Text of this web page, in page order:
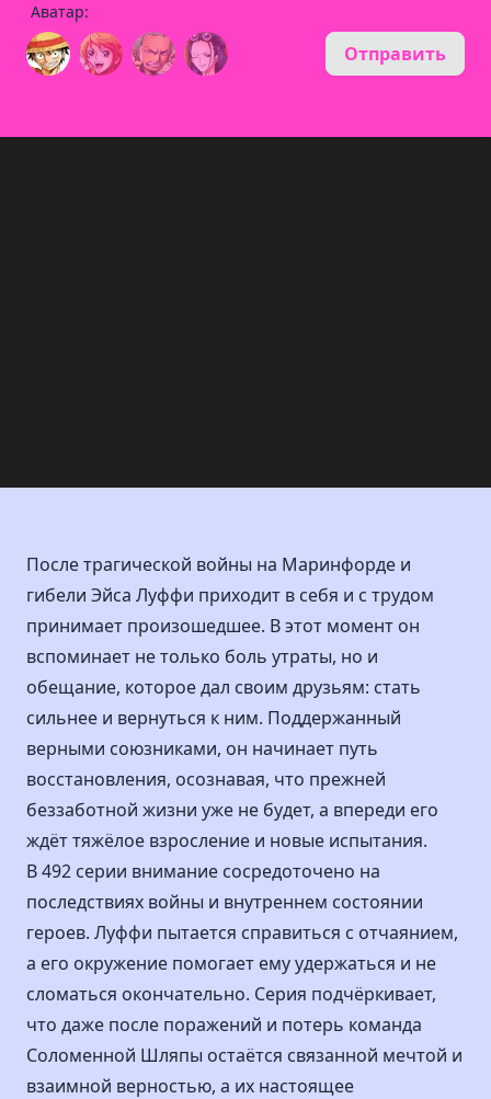
Аватар:
Отправить
После трагической войны на Маринфорде и
гибели Эйса Луффи приходит в себя и с трудом
принимает произошедшее. В этот момент он
вспоминает не только боль утраты, но и
обещание, которое дал своим друзьям: стать
сильнее и вернуться к ним. Поддержанный
верными союзниками, он начинает путь
восстановления, осознавая, что прежней
беззаботной жизни уже не будет, а впереди его
ждёт тяжёлое взросление и новые испытания.
В 492 серии внимание сосредоточено на
последствиях войны и внутреннем состоянии
героев. Луффи пытается справиться с отчаянием,
а его окружение помогает ему удержаться и не
сломаться окончательно. Серия подчёркивает,
что даже после поражений и потерь команда
Соломенной Шляпы остаётся связанной мечтой и
взаимной верностью, а их настоящее